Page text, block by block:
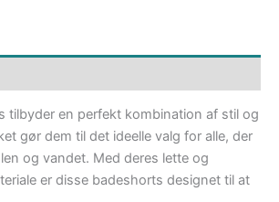
tilbyder en perfekt kombination af stil og
gør dem til det ideelle valg for alle, der
og vandet. Med deres lette og
er disse badeshorts designet til at